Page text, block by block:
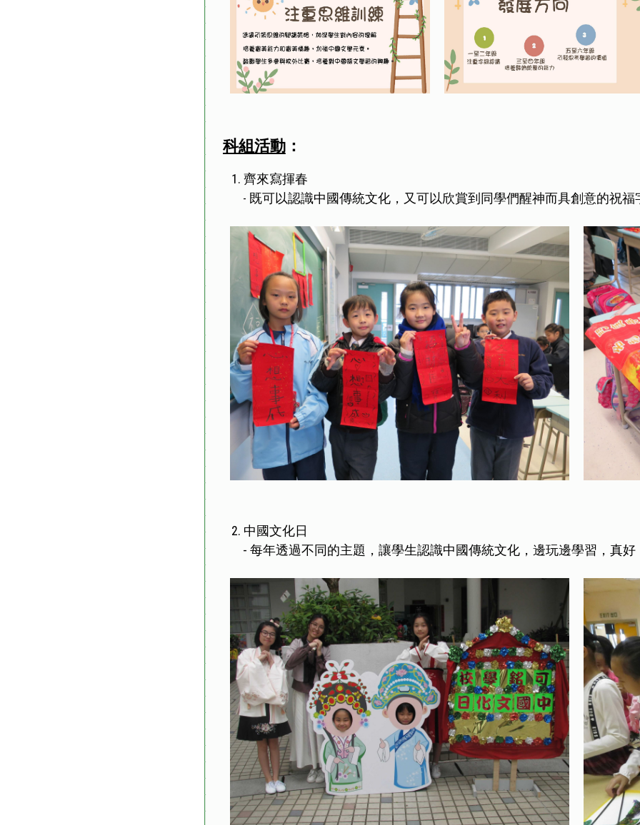
科組活動：
1. 齊來寫揮春
- 既可以認識中國傳統文化，又可以欣賞到同學們醒神而具創意的祝福
2. 中國文化日
- 每年透過不同的主題，讓學生認識中國傳統文化，邊玩邊學習，真好